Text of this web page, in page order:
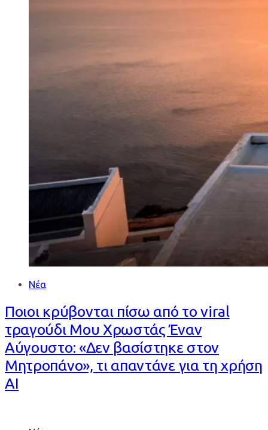
Νέα
Ποιοι κρύβονται πίσω από το viral
τραγούδι Μου Χρωστάς Έναν
Αύγουστο: «Δεν βασίστηκε στον
Μητροπάνο», τι απαντάνε για τη χρήση
AI